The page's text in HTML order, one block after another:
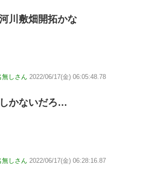
川敷畑開拓かな
無しさん 2022/06/17(金) 06:05:48.78
かないだろ…
無しさん 2022/06/17(金) 06:28:16.87